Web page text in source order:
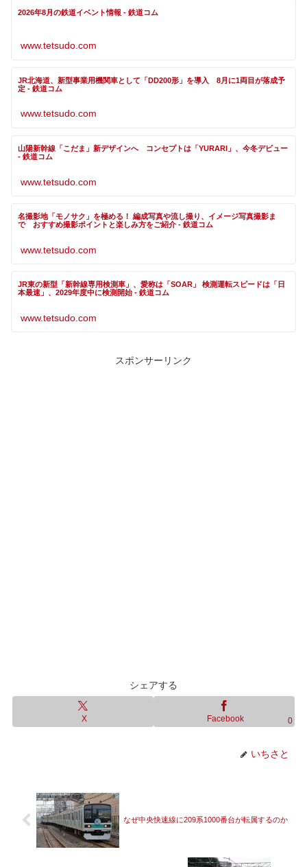
2026年8月の鉄道イベント情報 - 鉄道コム
www.tetsudo.com
JR北海道、新型事業用機関車として「DD200形」を導入 8月に1両目が落成予
定 - 鉄道コム
www.tetsudo.com
山陽新幹線「こだま」新デザインへ コンセプトは「YURARI」、今冬デビュー
- 鉄道コム
www.tetsudo.com
名撮影地「モノサク」を極める！ 編成写真や流し撮り、イメージ写真撮影ま
で おすすめ撮影ポイントと楽しみ方をご紹介 - 鉄道コム
www.tetsudo.com
JR東の新型「新幹線専用検測車」、愛称は「SOAR」 検測運転スピードは「日
本最速」、2029年度中に検測開始 - 鉄道コム
www.tetsudo.com
スポンサーリンク
シェアする
X Facebook 0
いちさと
なぜ中央快速線に209系1000番台が転属するのか